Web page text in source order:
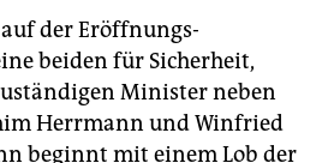
der Eröffnungs-
beiden für Sicherheit,
Minister neben
Herrmann und Winfried
beginnt mit einem Lob der